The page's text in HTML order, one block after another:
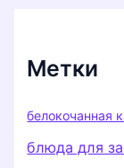
Метки
белокочанная
блюда для